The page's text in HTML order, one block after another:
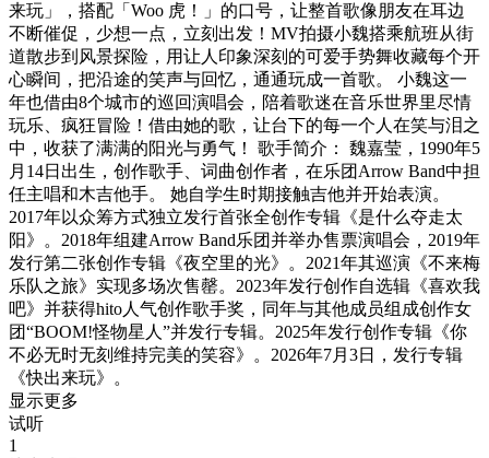
来玩」，搭配「Woo 虎！」的口号，让整首歌像朋友在耳边
不断催促，少想一点，立刻出发！MV拍摄小魏搭乘航班从街
道散步到风景探险，用让人印象深刻的可爱手势舞收藏每个开
心瞬间，把沿途的笑声与回忆，通通玩成一首歌。 小魏这一
年也借由8个城市的巡回演唱会，陪着歌迷在音乐世界里尽情
玩乐、疯狂冒险！借由她的歌，让台下的每一个人在笑与泪之
中，收获了满满的阳光与勇气！ 歌手简介： 魏嘉莹，1990年5
月14日出生，创作歌手、词曲创作者，在乐团Arrow Band中担
任主唱和木吉他手。 她自学生时期接触吉他并开始表演。
2017年以众筹方式独立发行首张全创作专辑《是什么夺走太
阳》。2018年组建Arrow Band乐团并举办售票演唱会，2019年
发行第二张创作专辑《夜空里的光》。2021年其巡演《不来梅
乐队之旅》实现多场次售罄。2023年发行创作自选辑《喜欢我
吧》并获得hito人气创作歌手奖，同年与其他成员组成创作女
团“BOOM!怪物星人”并发行专辑。2025年发行创作专辑《你
不必无时无刻维持完美的笑容》。2026年7月3日，发行专辑
《快出来玩》。
显示更多
试听
1